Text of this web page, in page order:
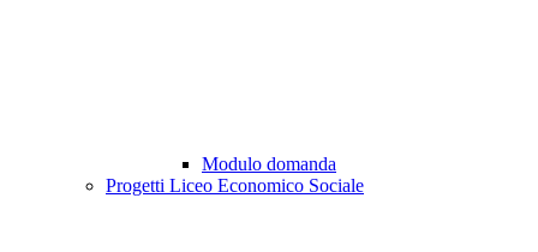
Modulo domanda
Progetti Liceo Economico Sociale